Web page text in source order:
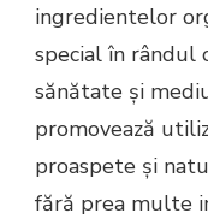
ingredientelor
special în rândul
sănătate și
promovează
proaspete și
fără prea multe